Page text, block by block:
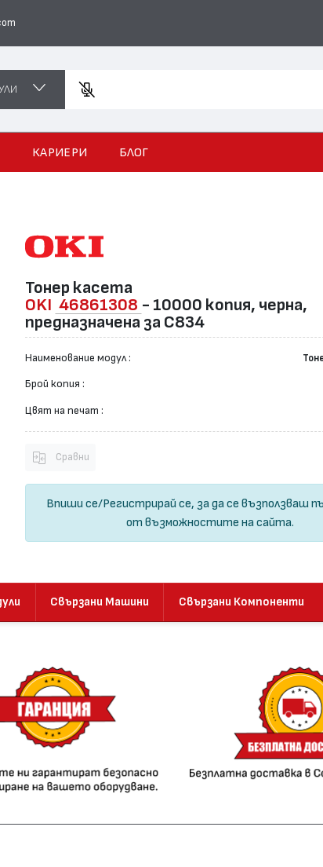
КАРИЕРИ БЛОГ
Тонер касета
OKI 46861308 - 10000 копия, черна,
предназначена за C834
Наименование модул :
Брой копия :
Цвят на печат :
Сравни
Впиши се/Регистрирай се, за да се възползваш
от възможностите на сайта.
Свързани Машини Свързани Компоненти